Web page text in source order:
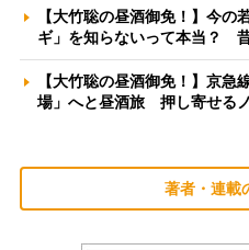
【大竹聡の昼酒御免！】今の
ギ」を知らないって本当？
【大竹聡の昼酒御免！】京急
場」へと昼酒旅 押し寄せる
著者・連載